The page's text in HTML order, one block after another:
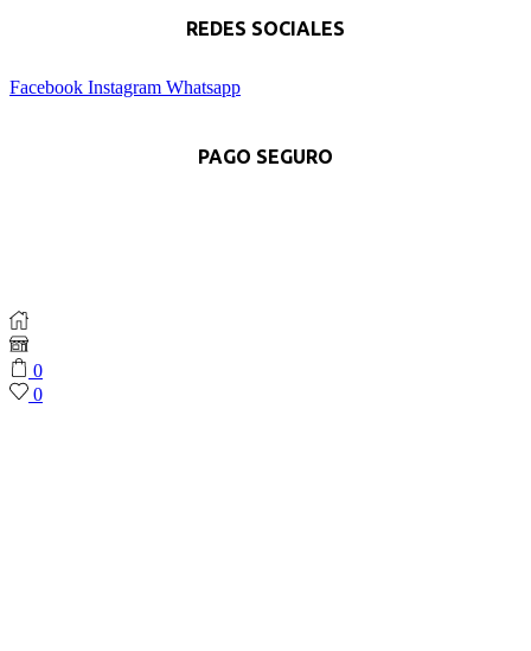
REDES SOCIALES
Facebook Instagram Whatsapp
PAGO SEGURO
0
0